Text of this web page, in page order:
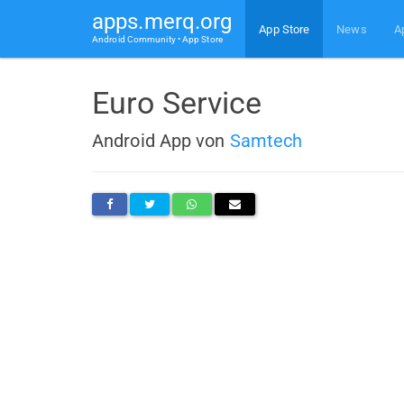
apps.merq.org
Android Community • App Store
App Store News
Euro Service
Android App von Samtech